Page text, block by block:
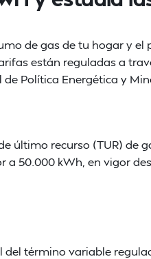
de gas de tu hogar y el
están reguladas a
de Política Energética y
último recurso (TUR) de
50.000 kWh, en vigor
término variable